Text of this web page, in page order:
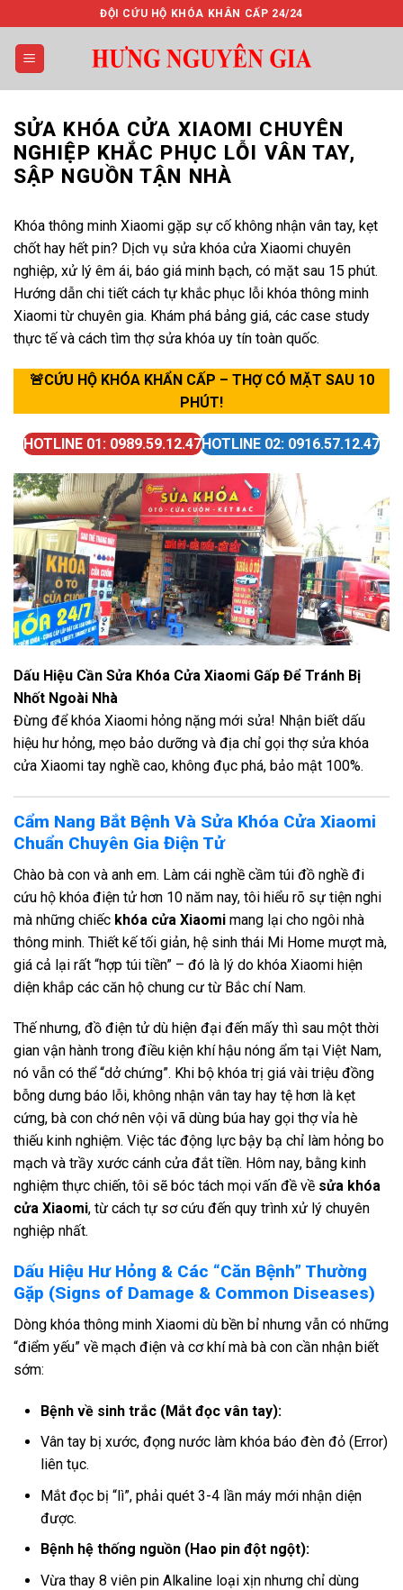
qua
dung
ĐỘI CỨU HỘ KHÓA KHÂN CẤP 24/24
SỬA KHÓA CỬA XIAOMI CHUYÊN
NGHIỆP KHẮC PHỤC LỖI VÂN TAY,
SẬP NGUỒN TẬN NHÀ
Khóa thông minh Xiaomi gặp sự cố không nhận vân tay, kẹt
chốt hay hết pin? Dịch vụ sửa khóa cửa Xiaomi chuyên
nghiệp, xử lý êm ái, báo giá minh bạch, có mặt sau 15 phút.
Hướng dẫn chi tiết cách tự khắc phục lỗi khóa thông minh
Xiaomi từ chuyên gia. Khám phá bảng giá, các case study
thực tế và cách tìm thợ sửa khóa uy tín toàn quốc.
🚨CỨU HỘ KHÓA KHẨN CẤP – THỢ CÓ MẶT SAU 10
PHÚT!
HOTLINE 01: 0989.59.12.47HOTLINE 02: 0916.57.12.47
Dấu Hiệu Cần Sửa Khóa Cửa Xiaomi Gấp Để Tránh Bị
Nhốt Ngoài Nhà
Đừng để khóa Xiaomi hỏng nặng mới sửa! Nhận biết dấu
hiệu hư hỏng, mẹo bảo dưỡng và địa chỉ gọi thợ sửa khóa
cửa Xiaomi tay nghề cao, không đục phá, bảo mật 100%.
Cẩm Nang Bắt Bệnh Và Sửa Khóa Cửa Xiaomi
Chuẩn Chuyên Gia Điện Tử
Chào bà con và anh em. Làm cái nghề cầm túi đồ nghề đi
cứu hộ khóa điện tử hơn 10 năm nay, tôi hiểu rõ sự tiện nghi
mà những chiếc khóa cửa Xiaomi mang lại cho ngôi nhà
thông minh. Thiết kế tối giản, hệ sinh thái Mi Home mượt mà,
giá cả lại rất “hợp túi tiền” – đó là lý do khóa Xiaomi hiện
diện khắp các căn hộ chung cư từ Bắc chí Nam.
Thế nhưng, đồ điện tử dù hiện đại đến mấy thì sau một thời
gian vận hành trong điều kiện khí hậu nóng ẩm tại Việt Nam,
nó vẫn có thể “dở chứng”. Khi bộ khóa trị giá vài triệu đồng
bỗng dưng báo lỗi, không nhận vân tay hay tệ hơn là kẹt
cứng, bà con chớ nên vội vã dùng búa hay gọi thợ vỉa hè
thiếu kinh nghiệm. Việc tác động lực bậy bạ chỉ làm hỏng bo
mạch và trầy xước cánh cửa đắt tiền. Hôm nay, bằng kinh
nghiệm thực chiến, tôi sẽ bóc tách mọi vấn đề về sửa khóa
cửa Xiaomi, từ cách tự sơ cứu đến quy trình xử lý chuyên
nghiệp nhất.
Dấu Hiệu Hư Hỏng & Các “Căn Bệnh” Thường
Gặp (Signs of Damage & Common Diseases)
Dòng khóa thông minh Xiaomi dù bền bỉ nhưng vẫn có những
“điểm yếu” về mạch điện và cơ khí mà bà con cần nhận biết
sớm:
Bệnh về sinh trắc (Mắt đọc vân tay):
Vân tay bị xước, đọng nước làm khóa báo đèn đỏ (Error)
liên tục.
Mắt đọc bị “lì”, phải quét 3-4 lần máy mới nhận diện
được.
Bệnh hệ thống nguồn (Hao pin đột ngột):
Vừa thay 8 viên pin Alkaline loại xịn nhưng chỉ dùng